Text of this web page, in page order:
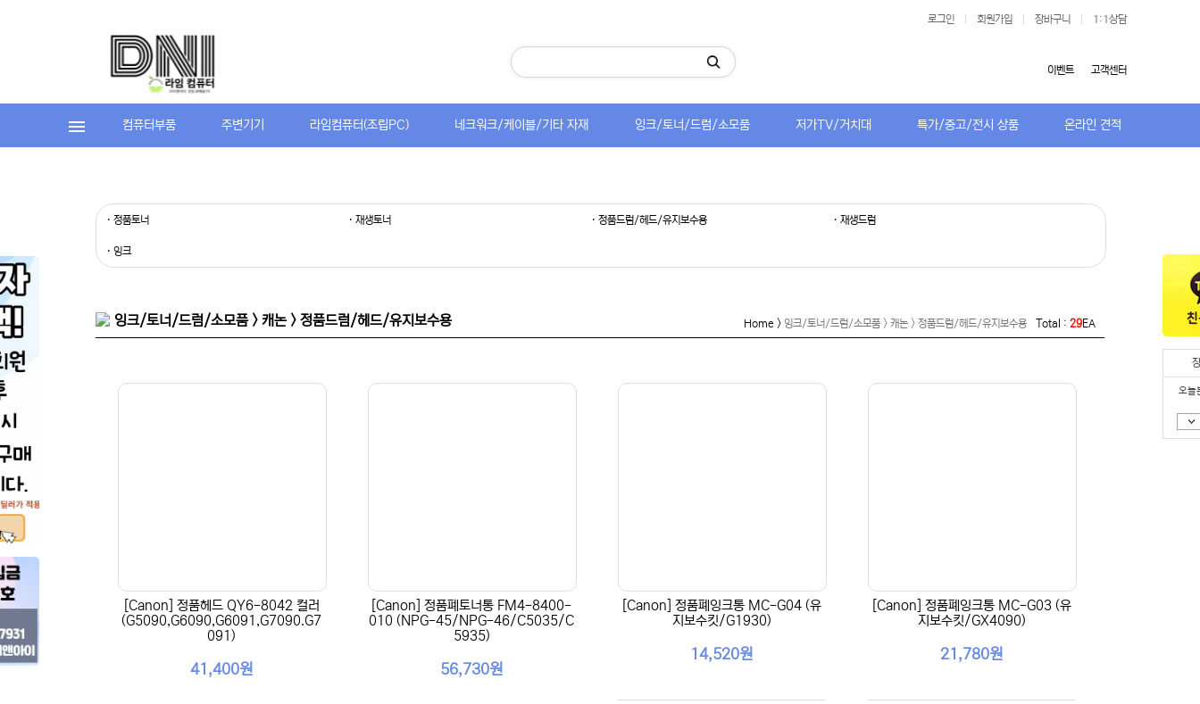
로그인 회원가입 장바구니 1:1상담
고객센터
이벤트
컴퓨터부품 주변기기 라임컴퓨터(조립PC) 네크워크/케이블/기타 자재 잉크/토너/드럼/소모품 저가TV/거치대 특가/중고/전시 상품 온라인 견적
오늘
· 정품토너 · 재생토너 · 정품드럼/헤드/유지보수용 · 재생드럼
· 잉크
잉크/토너/드럼/소모품 > 캐논 > 정품드럼/헤드/유지보수용 Home > 잉크/토너/드럼/소모품 > 캐논 > 정품드럼/헤드/유지보수용 Total : 29EA
[Canon] 정품헤드 QY6-8042 컬러
(G5090,G6090,G6091,G7090.G7
091)
41,400원
[Canon] 정품폐토너통 FM4-8400-
010 (NPG-45/NPG-46/C5035/C
5935)
56,730원
[Canon] 정품폐잉크통 MC-G04 (유
지보수킷/G1930)
14,520원
[Canon] 정품폐잉크통 MC-G03 (유
지보수킷/GX4090)
21,780원